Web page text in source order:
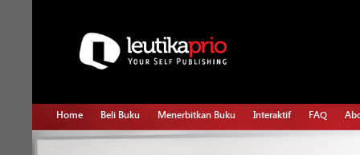
Home Beli Buku Menerbitkan Buku Interaktif FAQ